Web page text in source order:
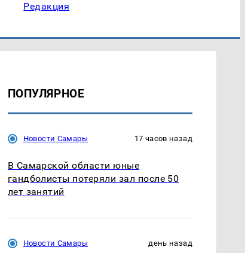
Редакция
ПОПУЛЯРНОЕ
Новости Самары 17 часов назад
В Самарской области юные
гандболисты потеряли зал после 50
лет занятий
Новости Самары день назад